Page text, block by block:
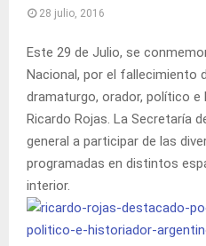
28 julio, 2016
Este 29 de Julio, se
Nacional, por el fallecimiento
dramaturgo, orador, político
Ricardo Rojas. La Secretaría
general a participar de las
programadas en distintos
interior.